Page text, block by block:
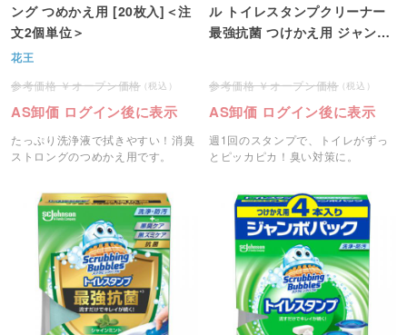
ング つめかえ用 [20枚入]＜注
文2個単位＞
花王
オープン価格
AS卸価 ログイン後に表示
たっぷり洗浄液で拭きやすい！消臭
ストロングのつめかえ用です。
ル トイレスタンプクリーナー
最強抗菌 つけかえ用 ジャンボ
オープン価格
AS卸価 ログイン後に表示
週1回のスタンプで、トイレがずっ
とピッカピカ！臭い対策に。